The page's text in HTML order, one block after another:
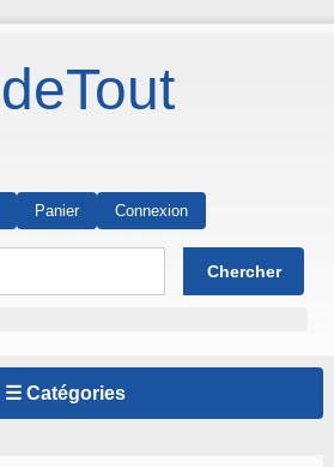
Panier Connexion
☰ Catégories